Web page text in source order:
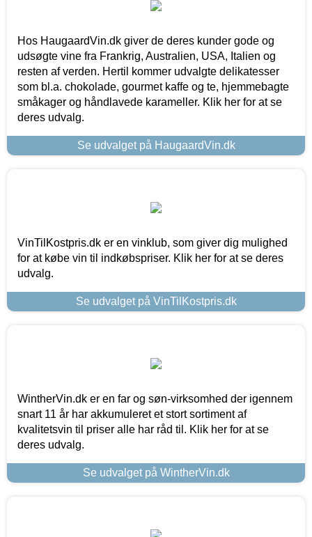
Hos HaugaardVin.dk giver de deres kunder gode og
udsøgte vine fra Frankrig, Australien, USA, Italien og
resten af verden. Hertil kommer udvalgte delikatesser
som bl.a. chokolade, gourmet kaffe og te, hjemmebagte
småkager og håndlavede karameller. Klik her for at se
deres udvalg.
Se udvalget på HaugaardVin.dk
VinTilKostpris.dk er en vinklub, som giver dig mulighed
for at købe vin til indkøbspriser. Klik her for at se deres
udvalg.
Se udvalget på VinTilKostpris.dk
WintherVin.dk er en far og søn-virksomhed der igennem
snart 11 år har akkumuleret et stort sortiment af
kvalitetsvin til priser alle har råd til. Klik her for at se
deres udvalg.
Se udvalget på WintherVin.dk